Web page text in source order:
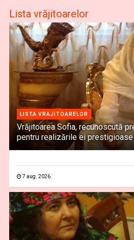
Lista vrăjitoarelor
LISTA VRAJITOARELOR
Vrăjitoarea Sofia, recunoscută
pentru realizările ei
7 aug. 2026